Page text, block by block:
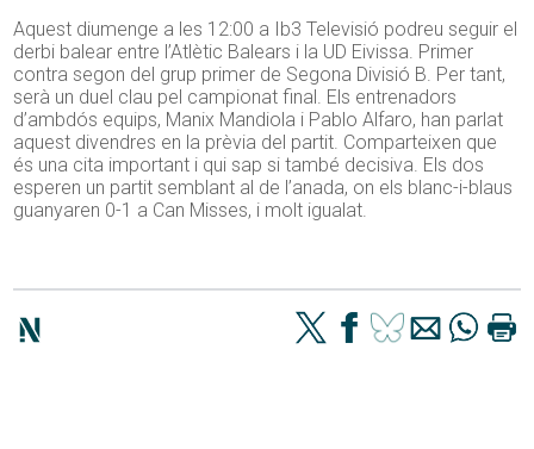
Aquest diumenge a les 12:00 a Ib3 Televisió podreu seguir el
derbi balear entre l’Atlètic Balears i la UD Eivissa. Primer
contra segon del grup primer de Segona Divisió B. Per tant,
serà un duel clau pel campionat final. Els entrenadors
d’ambdós equips, Manix Mandiola i Pablo Alfaro, han parlat
aquest divendres en la prèvia del partit. Comparteixen que
és una cita important i qui sap si també decisiva. Els dos
esperen un partit semblant al de l’anada, on els blanc-i-blaus
guanyaren 0-1 a Can Misses, i molt igualat.